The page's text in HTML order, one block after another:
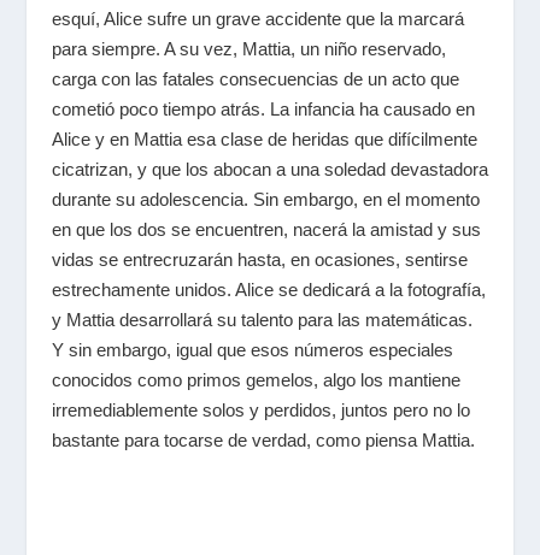
esquí, Alice sufre un grave accidente que la marcará
para siempre. A su vez, Mattia, un niño reservado,
carga con las fatales consecuencias de un acto que
cometió poco tiempo atrás. La infancia ha causado en
Alice y en Mattia esa clase de heridas que difícilmente
cicatrizan, y que los abocan a una soledad devastadora
durante su adolescencia. Sin embargo, en el momento
en que los dos se encuentren, nacerá la amistad y sus
vidas se entrecruzarán hasta, en ocasiones, sentirse
estrechamente unidos. Alice se dedicará a la fotografía,
y Mattia desarrollará su talento para las matemáticas.
Y sin embargo, igual que esos números especiales
conocidos como primos gemelos, algo los mantiene
irremediablemente solos y perdidos, juntos pero no lo
bastante para tocarse de verdad, como piensa Mattia.